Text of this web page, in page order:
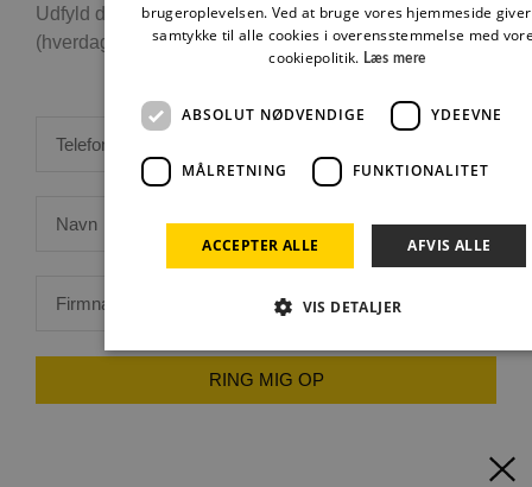
Udfyld disse felter og vi ringer dig op hurtigst muligt
(hverdage mellem 8 til 16)
RING MIG OP
brugeroplevelsen. Ved at bruge vores hjemmeside
samtykke til alle cookies i overensstemmelse med
cookiepolitik.
Læs mere
ABSOLUT NØDVENDIGE YDEEVNE
MÅLRETNING FUNKTIONALITET
ACCEPTER ALLE AFVIS ALLE
VIS DETALJER